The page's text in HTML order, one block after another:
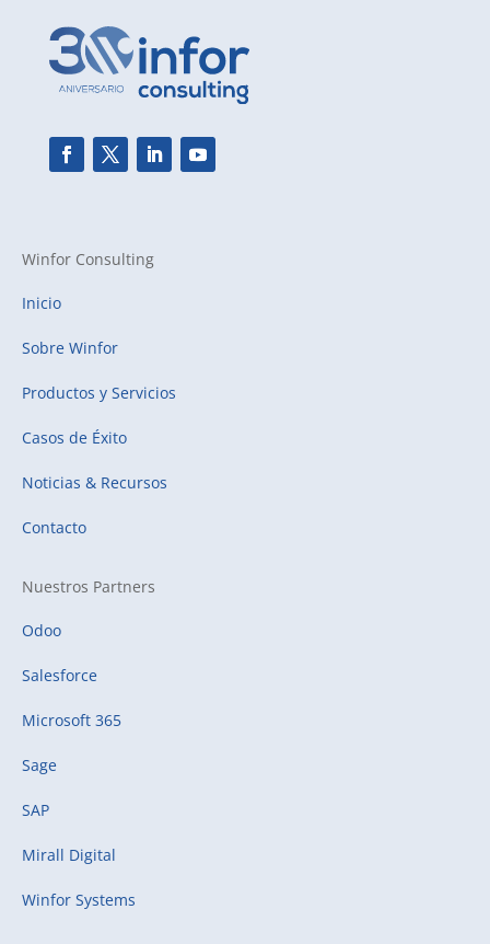
Winfor Consulting
Inicio
Sobre Winfor
Productos y Servicios
Casos de Éxito
Noticias & Recursos
Contacto
Nuestros Partners
Odoo
Salesforce
Microsoft 365
Sage
SAP
Mirall Digital
Winfor Systems